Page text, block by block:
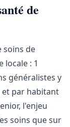
de
soins de
: 1
généralistes y
et par habitant
l'enjeu
soins que sur